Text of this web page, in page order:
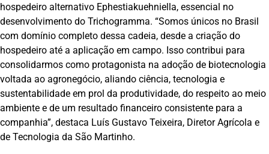
hospedeiro alternativo Ephestiakuehniella, essencial no
desenvolvimento do Trichogramma. “Somos únicos no Brasil
com domínio completo dessa cadeia, desde a criação do
hospedeiro até a aplicação em campo. Isso contribui para
consolidarmos como protagonista na adoção de biotecnologia
voltada ao agronegócio, aliando ciência, tecnologia e
sustentabilidade em prol da produtividade, do respeito ao meio
ambiente e de um resultado financeiro consistente para a
companhia”, destaca Luís Gustavo Teixeira, Diretor Agrícola e
de Tecnologia da São Martinho.